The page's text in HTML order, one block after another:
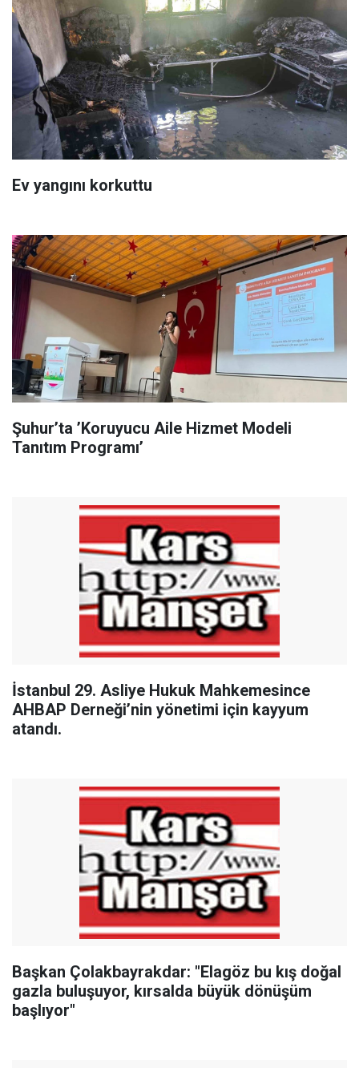
Ev yangını korkuttu
Şuhur’ta ’Koruyucu Aile Hizmet Modeli
Tanıtım Programı’
İstanbul 29. Asliye Hukuk Mahkemesince
AHBAP Derneği’nin yönetimi için kayyum
atandı.
Başkan Çolakbayrakdar: "Elagöz bu kış doğal
gazla buluşuyor, kırsalda büyük dönüşüm
başlıyor"